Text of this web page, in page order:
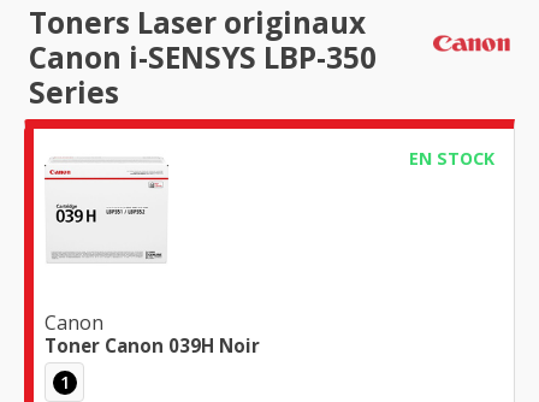
Toners Laser originaux
Canon i-SENSYS LBP-350
Series
EN STOCK
Canon
Toner Canon 039H Noir
1